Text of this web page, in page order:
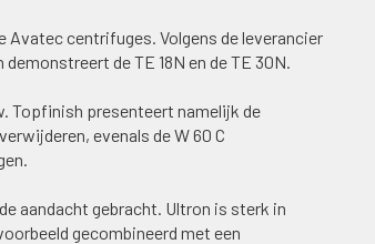
centrifuges. Volgens de leverancier
de TE 18N en de TE 30N.
Topfinish presenteert namelijk de
evenals de W 60 C
aandacht gebracht. Ultron is sterk in
gecombineerd met een